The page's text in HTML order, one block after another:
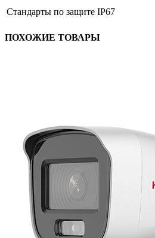
Стандарты по защите IP67
ПОХОЖИЕ ТОВАРЫ